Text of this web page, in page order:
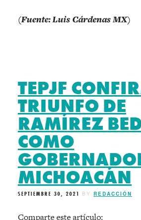
(Fuente: Luis Cárdenas MX)
TEPJF
TRIUNFO DE
RAMÍREZ
COMO
MICHOACÁN
SEPTIEMBRE 30, 2021 BY REDACCIÓN
Comparte este artículo: